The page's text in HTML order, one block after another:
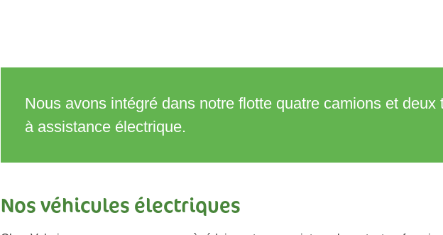
Nous avons intégré dans notre flotte quatre camions et deux
à assistance électrique.
Nos véhicules électriques